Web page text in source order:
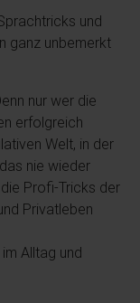
und
ganz unbemerkt
nur wer die
erfolgreich
Welt, in der
nie wieder
Profi-Tricks der
Privatleben
Alltag und